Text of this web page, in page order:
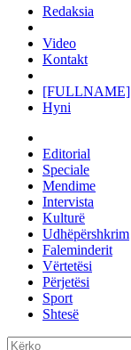
Redaksia
Video
Kontakt
[FULLNAME]
Hyni
Editorial
Speciale
Mendime
Intervista
Kulturë
Udhëpërshkrim
Faleminderit
Vërtetësi
Përjetësi
Sport
Shtesë